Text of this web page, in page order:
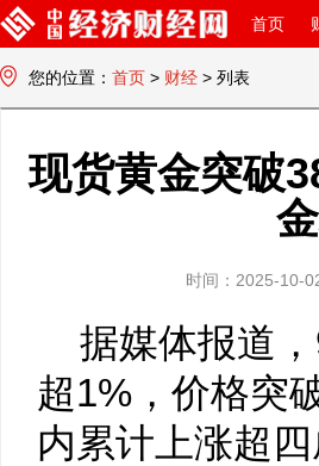
中国经济财经网
首页
您的位置： 首页 > 财经 > 列表
现货黄金突破
时间：2025-10-
据媒体报道
超1%，价格突
内累计上涨超四